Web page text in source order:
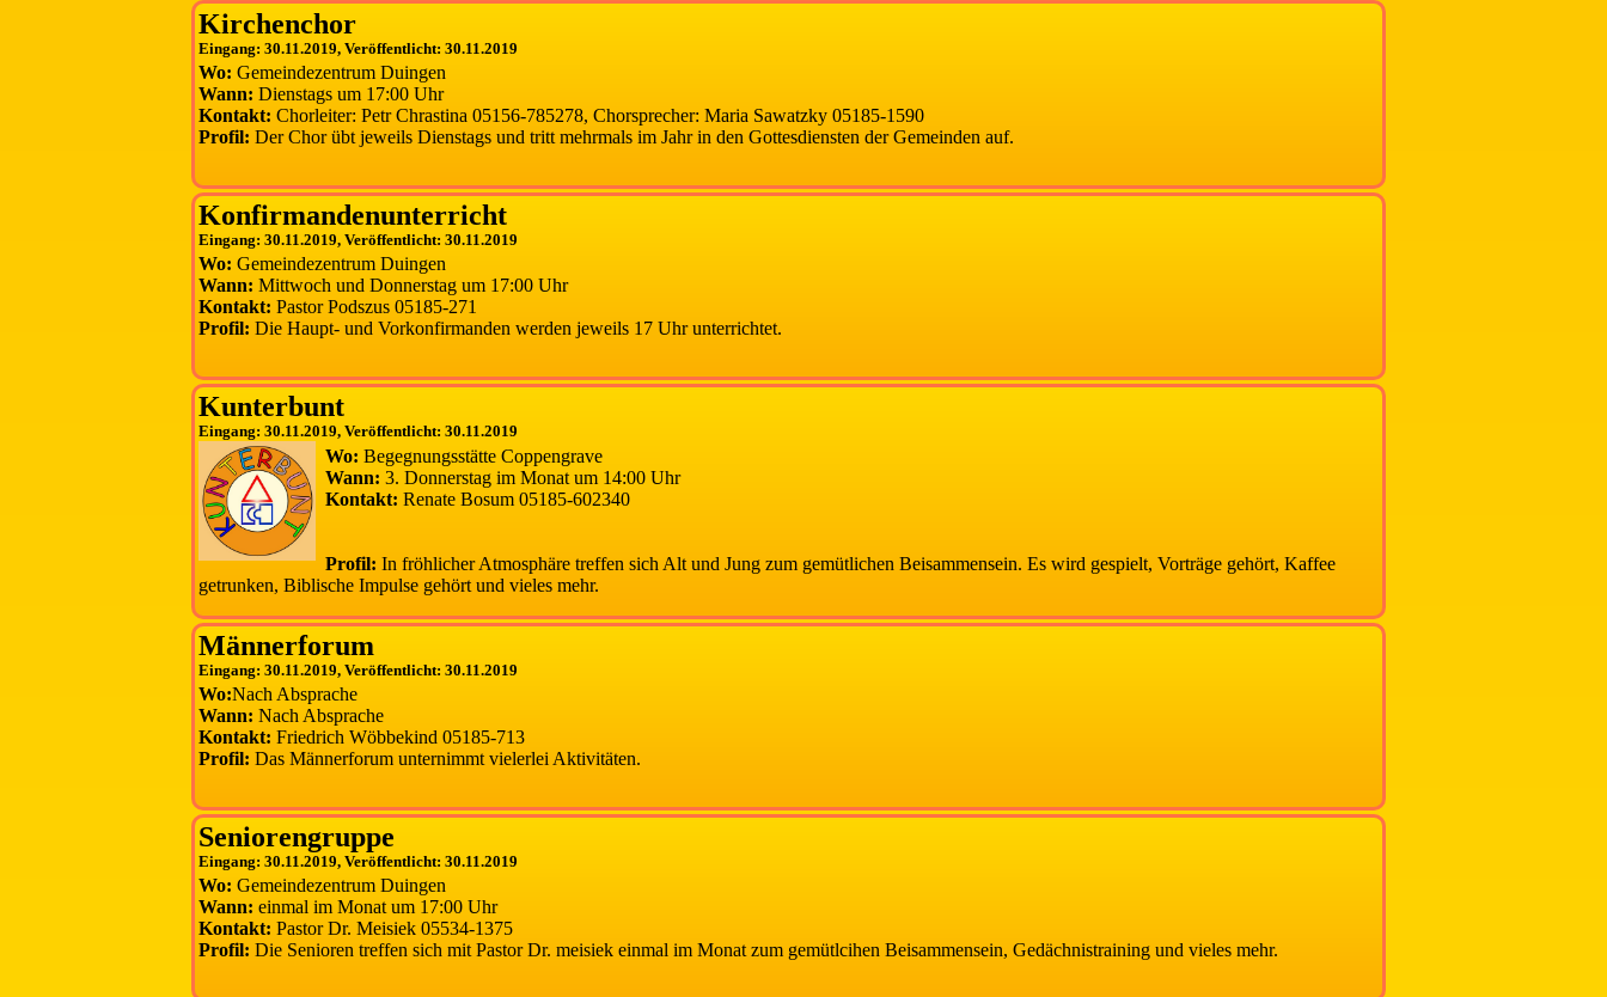
Kirchenchor
Eingang: 30.11.2019, Veröffentlicht: 30.11.2019
Wo: Gemeindezentrum Duingen
Wann: Dienstags um 17:00 Uhr
Kontakt: Chorleiter: Petr Chrastina 05156-785278, Chorsprecher: Maria Sawatzky 05185-1590
Profil: Der Chor übt jeweils Dienstags und tritt mehrmals im Jahr in den Gottesdiensten der Gemeinden auf.
Konfirmandenunterricht
Eingang: 30.11.2019, Veröffentlicht: 30.11.2019
Wo: Gemeindezentrum Duingen
Wann: Mittwoch und Donnerstag um 17:00 Uhr
Kontakt: Pastor Podszus 05185-271
Profil: Die Haupt- und Vorkonfirmanden werden jeweils 17 Uhr unterrichtet.
Kunterbunt
Eingang: 30.11.2019, Veröffentlicht: 30.11.2019
Wo: Begegnungsstätte Coppengrave
Wann: 3. Donnerstag im Monat um 14:00 Uhr
Kontakt: Renate Bosum 05185-602340
Profil: In fröhlicher Atmosphäre treffen sich Alt und Jung zum gemütlichen Beisammensein. Es wird gespielt, Vorträge gehört, Kaffee
getrunken, Biblische Impulse gehört und vieles mehr.
Männerforum
Eingang: 30.11.2019, Veröffentlicht: 30.11.2019
Wo:Nach Absprache
Wann: Nach Absprache
Kontakt: Friedrich Wöbbekind 05185-713
Profil: Das Männerforum unternimmt vielerlei Aktivitäten.
Seniorengruppe
Eingang: 30.11.2019, Veröffentlicht: 30.11.2019
Wo: Gemeindezentrum Duingen
Wann: einmal im Monat um 17:00 Uhr
Kontakt: Pastor Dr. Meisiek 05534-1375
Profil: Die Senioren treffen sich mit Pastor Dr. meisiek einmal im Monat zum gemütlcihen Beisammensein, Gedächnistraining und vieles mehr.